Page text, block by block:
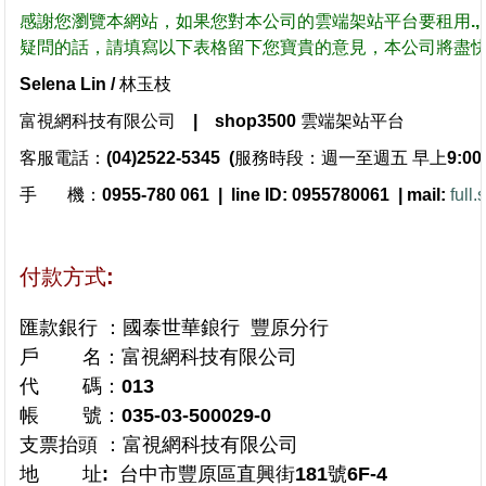
感謝您瀏覽本網站，如果您對本公司的雲端架站平台要租用
疑問的話， 請填寫以下表格留下您寶貴的意見，本公司將盡
Selena Lin / 林玉枝
富視網科技有限公司 | shop3500 雲端架站平台
客服電話：(04)2522-5345 (服務時段：週一至週五 早上9:00
手 機：0955-780 061 | line ID: 0955780061 | mail:
付款方式:
匯款銀行 ：國泰世華鋃行 豐原分行
戶 名：富視網科技有限公司
代 碼：013
帳 號：035-03-500029-0
支票抬頭 ：富視網科技有限公司
地 址: 台中市豐原區直興街181號6F-4